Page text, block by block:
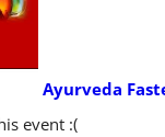
Ayurveda
event :(